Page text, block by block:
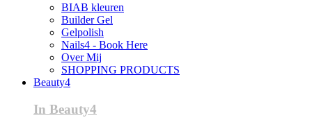
BIAB kleuren
Builder Gel
Gelpolish
Nails4 - Book Here
Over Mij
SHOPPING PRODUCTS
Beauty4
In Beauty4